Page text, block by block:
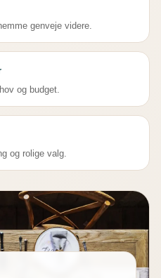
genveje videre.
og budget.
og rolige valg.